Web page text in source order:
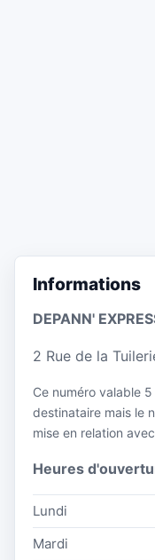
Informations
DEPANN'
2 Rue de la
Ce numéro valable
destinataire mais le
mise en relation
Heures
Lundi
Mardi